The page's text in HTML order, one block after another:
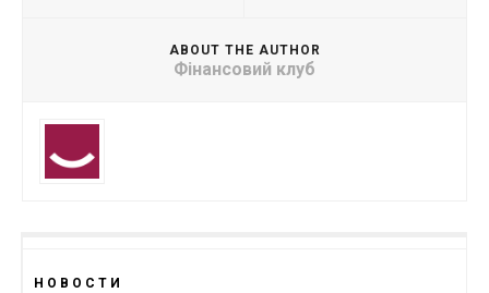
ABOUT THE AUTHOR
Фінансовий клуб
НОВОСТИ